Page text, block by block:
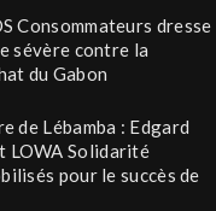
Consommateurs dresse
sévère contre la
du Gabon
de Lébamba : Edgard
LOWA Solidarité
pour le succès de